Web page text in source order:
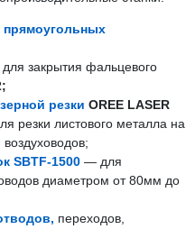
прямоугольных
для закрытия фальцевого
резки OREE LASER
резки листового металла на
SBTF-1500— для
диаметром от 80мм до
, переходов,